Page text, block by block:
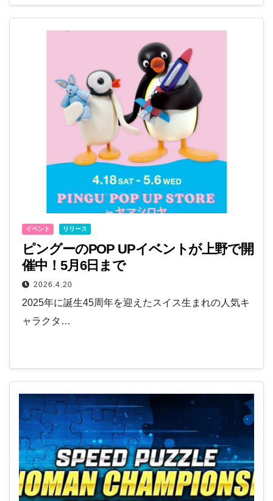
イベント リリース
ピングーのPOP UPイベントが上野で開
催中！5月6日まで
2026.4.20
2025年に誕生45周年を迎えたスイス生まれの人気キ
ャラクタ…